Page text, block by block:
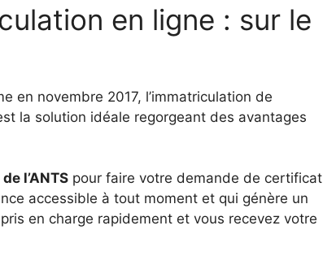
en ligne : sur le
en novembre 2017, l’immatriculation de
la solution idéale regorgeant des avantages
l’ANTS pour faire votre demande de certificat
accessible à tout moment et qui génère un
en charge rapidement et vous recevez votre